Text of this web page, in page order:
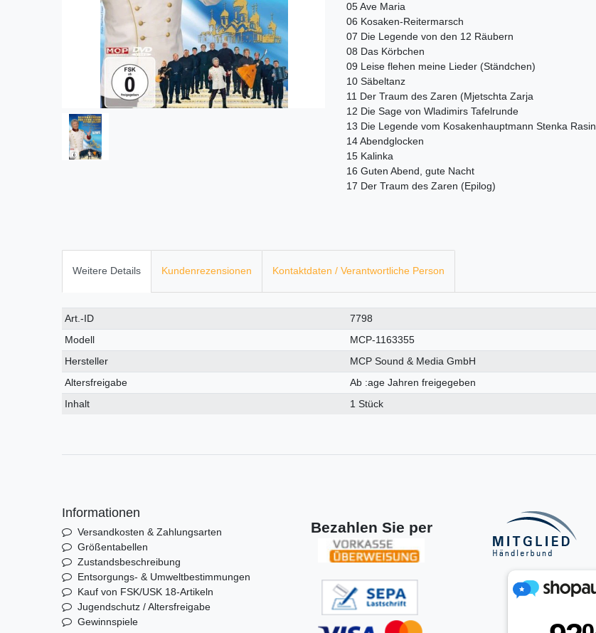
05 Ave Maria
06 Kosaken-Reitermarsch
07 Die Legende von den 12 Räubern
08 Das Körbchen
09 Leise flehen meine Lieder (Ständchen)
10 Säbeltanz
11 Der Traum des Zaren (Mjetschta Zarja
12 Die Sage von Wladimirs Tafelrunde
13 Die Legende vom Kosakenhauptmann Stenka Rasin
14 Abendglocken
15 Kalinka
16 Guten Abend, gute Nacht
17 Der Traum des Zaren (Epilog)
Weitere Details Kundenrezensionen Kontaktdaten / Verantwortliche Person
Technisches
Merkmal
Wert
Art.-ID
7798
Modell
MCP-1163355
Hersteller
MCP Sound & Media GmbH
Altersfreigabe
Ab :age Jahren freigegeben
Inhalt
1 Stück
Informationen
Versandkosten & Zahlungsarten
Größentabellen
Zustandsbeschreibung
Entsorgungs- & Umweltbestimmungen
Kauf von FSK/USK 18-Artikeln
Jugendschutz / Altersfreigabe
Gewinnspiele
Bezahlen Sie per